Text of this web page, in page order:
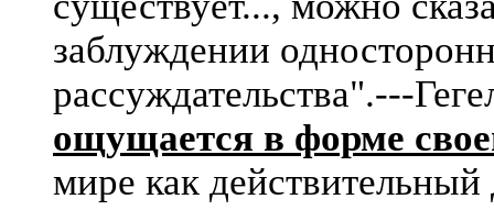
заблуждении
рассуждательства".---
ощущается в форме
мире как